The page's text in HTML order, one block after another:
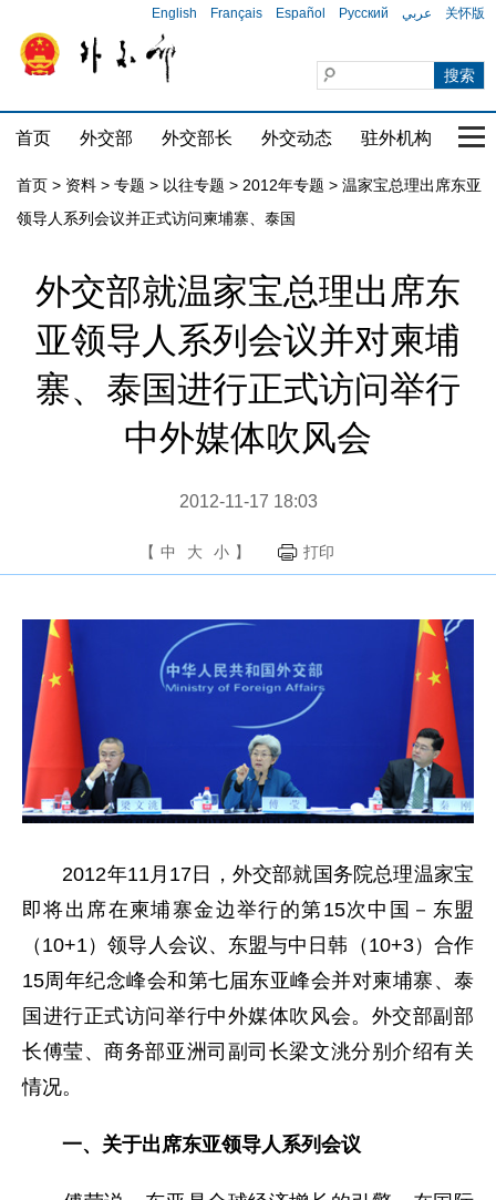
English Français Español Русский عربي 关怀版
首页 外交部 外交部长 外交动态 驻外机构 国
首页 > 资料 > 专题 > 以往专题 > 2012年专题 > 温家宝总理出席东亚
领导人系列会议并正式访问柬埔寨、泰国
外交部就温家宝总理出席东
亚领导人系列会议并对柬埔
寨、泰国进行正式访问举行
中外媒体吹风会
2012-11-17 18:03
【 中 大 小 】 打印
2012年11月17日，外交部就国务院总理温家宝
即将出席在柬埔寨金边举行的第15次中国－东盟
（10+1）领导人会议、东盟与中日韩（10+3）合作
15周年纪念峰会和第七届东亚峰会并对柬埔寨、泰
国进行正式访问举行中外媒体吹风会。外交部副部
长傅莹、商务部亚洲司副司长梁文洮分别介绍有关
情况。
一、关于出席东亚领导人系列会议